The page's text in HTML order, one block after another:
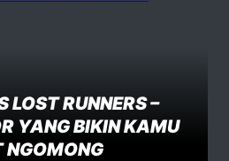
LOST RUNNERS –
YANG BIKIN KAMU
NGOMONG